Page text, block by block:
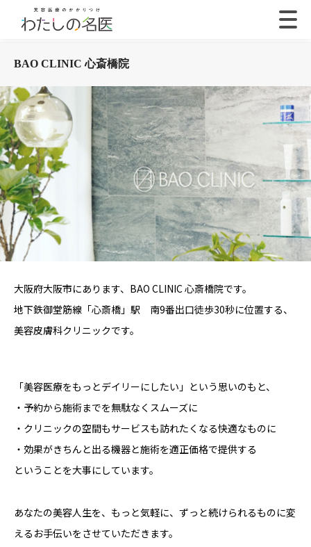
BAO CLINIC 心斎橋院
大阪府大阪市にあります、BAO CLINIC 心斎橋院です。
地下鉄御堂筋線「心斎橋」駅 南9番出口徒歩30秒に位置する、
美容皮膚科クリニックです。
「美容医療をもっとデイリーにしたい」という思いのもと、
・予約から施術までを無駄なくスムーズに
・クリニックの空間もサービスも訪れたくなる快適なものに
・効果がきちんと出る機器と施術を適正価格で提供する
ということを大事にしています。
あなたの美容人生を、もっと気軽に、ずっと続けられるものに変
えるお手伝いをさせていただきます。